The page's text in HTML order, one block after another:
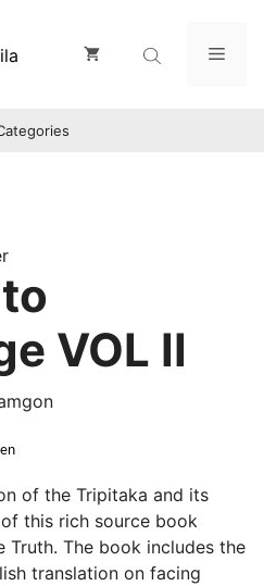
VOL II
of the Tripitaka and its
this rich source book
Truth. The book includes the
translation on facing